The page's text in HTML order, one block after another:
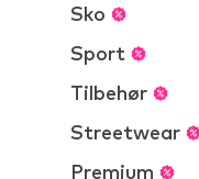
Sko
Sport
Tilbehør
Streetwear
Premium